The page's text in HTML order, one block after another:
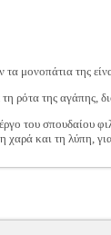
μονοπάτια της
ρότα της αγάπης,
του σπουδαίου
και τη λύπη,